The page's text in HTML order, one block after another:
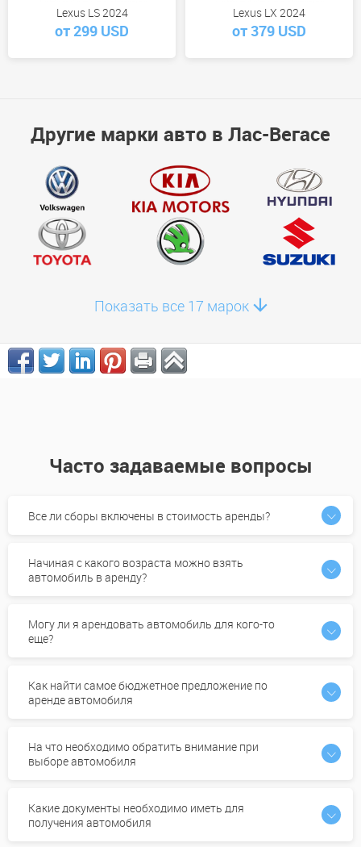
Lexus LS 2024
от 299 USD
Lexus LX 2024
от 379 USD
Другие марки авто в Лас-Вегасе
Показать все 17 марок
Часто задаваемые вопросы
Все ли сборы включены в стоимость аренды?
Начиная с какого возраста можно взять
автомобиль в аренду?
Могу ли я арендовать автомобиль для кого-то
еще?
Как найти самое бюджетное предложение по
аренде автомобиля
На что необходимо обратить внимание при
выборе автомобиля
Какие документы необходимо иметь для
получения автомобиля